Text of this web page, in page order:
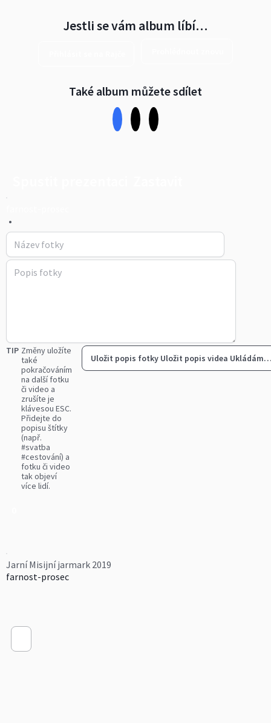
Jestli se vám album líbí…
Také album můžete sdílet
•
TIP Změny uložíte
také
pokračováním
na další fotku
či video a
zrušíte je
klávesou ESC.
Přidejte do
popisu štítky
(např.
#svatba
#cestování) a
fotku či video
tak objeví
více lidí.
Uložit popis fotky Uložit popis videa
Jarní Misijní jarmark 2019
farnost-prosec